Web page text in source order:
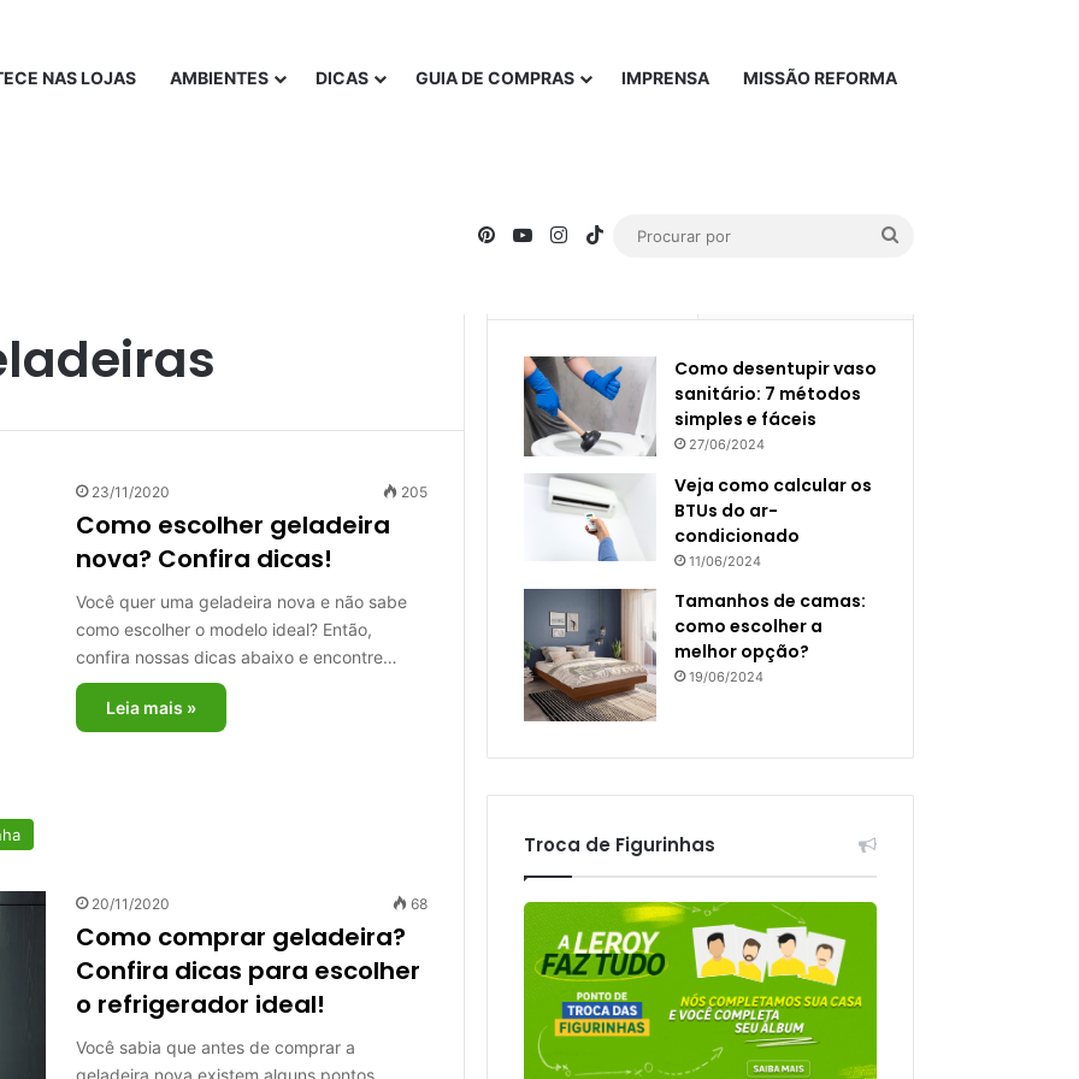
NAS LOJAS AMBIENTES DICAS GUIA DE COMPRAS IMPRENSA MISSÃO REFORMA
PinterestYouTubeInstagram
TikTok
23/11/2020 205
Como escolher geladeira
nova? Confira dicas!
Você quer uma geladeira nova e não sabe
como escolher o modelo ideal? Então,
confira nossas dicas abaixo e encontre…
Leia mais »
20/11/2020 68
Como comprar geladeira?
Confira dicas para escolher
o refrigerador ideal!
Você sabia que antes de comprar a
geladeira nova existem alguns pontos
Como desentupir vaso
sanitário: 7 métodos
simples e fáceis
27/06/2024
Veja como calcular os
BTUs do ar-
condicionado
11/06/2024
Tamanhos de camas:
como escolher a
melhor opção?
19/06/2024
Troca de Figurinhas